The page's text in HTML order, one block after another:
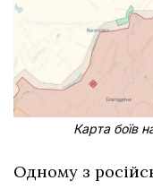
Карта боїв
Одному з